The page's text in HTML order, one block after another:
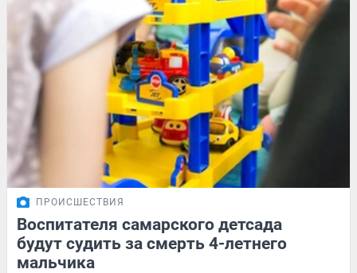
ПРОИСШЕСТВИЯ
Воспитателя самарского детсада
будут судить за смерть 4-летнего
мальчика